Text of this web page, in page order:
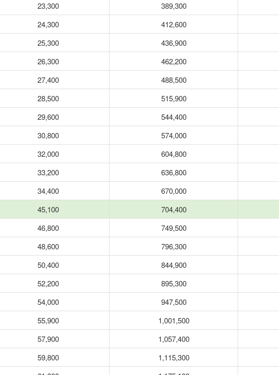
23,300 389,300
24,300 412,600
25,300 436,900
26,300 462,200
27,400 488,500
28,500 515,900
29,600 544,400
30,800 574,000
32,000 604,800
33,200 636,800
34,400 670,000
45,100 704,400
46,800 749,500
48,600 796,300
50,400 844,900
52,200 895,300
54,000 947,500
55,900 1,001,500
57,900 1,057,400
59,800 1,115,300